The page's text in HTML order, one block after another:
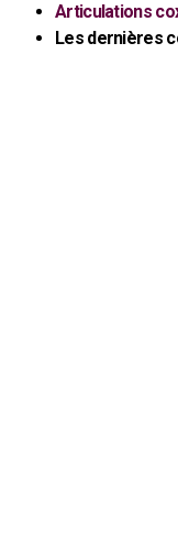
Articulations
Les dernières